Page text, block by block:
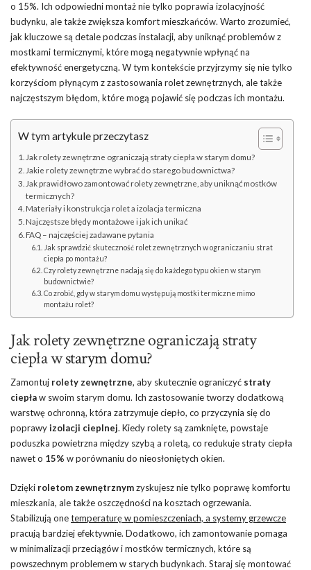
o 15%. Ich odpowiedni montaż nie tylko poprawia izolacyjność
budynku, ale także zwiększa komfort mieszkańców. Warto zrozumieć,
jak kluczowe są detale podczas instalacji, aby uniknąć problemów z
mostkami termicznymi, które mogą negatywnie wpłynąć na
efektywność energetyczną. W tym kontekście przyjrzymy się nie tylko
korzyściom płynącym z zastosowania rolet zewnętrznych, ale także
najczęstszym błędom, które mogą pojawić się podczas ich montażu.
W tym artykule przeczytasz
Jak rolety zewnętrzne ograniczają straty ciepła w starym domu?
Jakie rolety zewnętrzne wybrać do starego budownictwa?
Jak prawidłowo zamontować rolety zewnętrzne, aby uniknąć mostków
termicznych?
Materiały i konstrukcja rolet a izolacja termiczna
Najczęstsze błędy montażowe i jak ich unikać
FAQ – najczęściej zadawane pytania
Jak sprawdzić skuteczność rolet zewnętrznych w ograniczaniu strat
ciepła po montażu?
Czy rolety zewnętrzne nadają się do każdego typu okien w starym
budownictwie?
Co zrobić, gdy w starym domu występują mostki termiczne mimo
montażu rolet?
Jak rolety zewnętrzne ograniczają straty
ciepła wstarym domu?
Zamontuj rolety zewnętrzne, aby skutecznie ograniczyć straty
ciepław swoim starym domu. Ich zastosowanie tworzy dodatkową
warstwę ochronną, która zatrzymuje ciepło, co przyczynia się do
poprawyizolacji cieplnej. Kiedy rolety są zamknięte, powstaje
poduszka powietrzna między szybą a roletą, co redukuje straty ciepła
nawet o 15% w porównaniu do nieosłoniętych okien.
Dzięki roletom zewnętrznymzyskujesz nie tylko poprawę komfortu
mieszkania, ale także oszczędności na kosztach ogrzewania.
Stabilizują onetemperaturę w pomieszczeniach, a systemy grzewcze
pracują bardziej efektywnie. Dodatkowo, ich zamontowanie pomaga
w minimalizacji przeciągów i mostków termicznych, które są
powszechnym problemem w starych budynkach. Staraj się montować